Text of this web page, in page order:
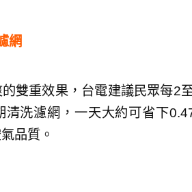
網
雙重效果，台電建議民眾每2
清洗濾網，一天大約可省下
品質。